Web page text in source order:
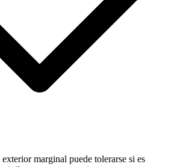
marginal puede tolerarse si es